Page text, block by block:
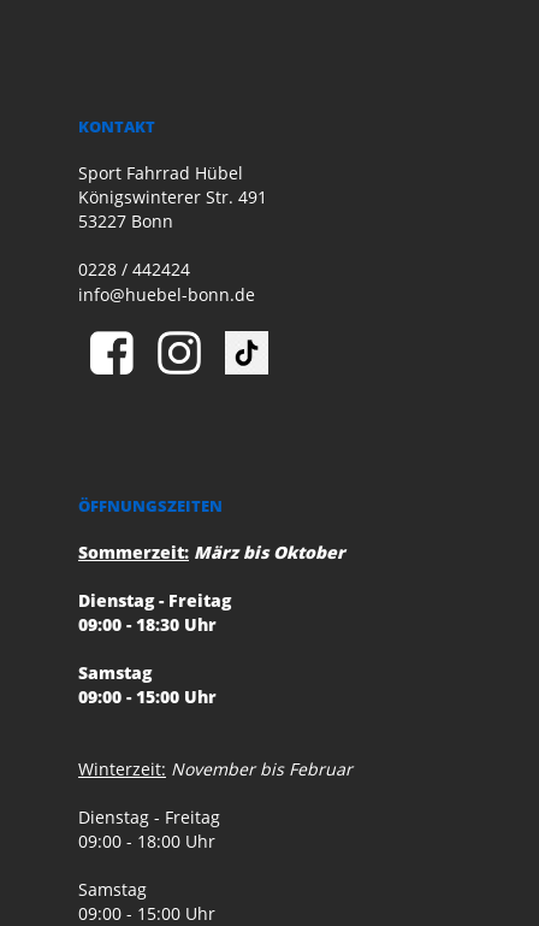
KONTAKT
Sport Fahrrad Hübel
Königswinterer Str. 491
53227 Bonn
0228 / 442424
info@huebel-bonn.de
ÖFFNUNGSZEITEN
Sommerzeit: März bis Oktober
Dienstag - Freitag
09:00 - 18:30 Uhr
Samstag
09:00 - 15:00 Uhr
Winterzeit: November bis Februar
Dienstag - Freitag
09:00 - 18:00 Uhr
Samstag
09:00 - 15:00 Uhr